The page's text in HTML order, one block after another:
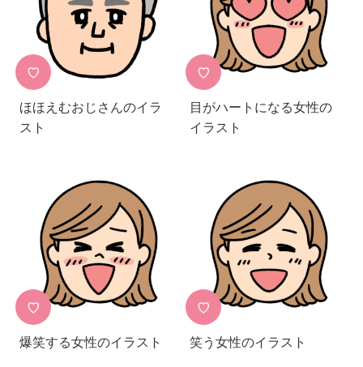
♡
ほほえむおじさんのイラ
スト
♡
目がハートになる女性の
イラスト
♡
爆笑する女性のイラスト
♡
笑う女性のイラスト